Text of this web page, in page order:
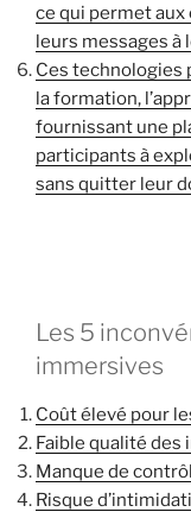
ce qui permet
leurs messages à
Ces technologies
la formation,
fournissant une
participants à
sans quitter leur
Les 5
immersives
Coût élevé pour
Faible qualité des
Manque de
Risque